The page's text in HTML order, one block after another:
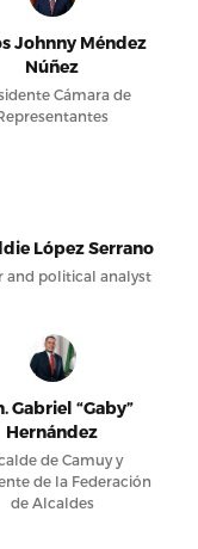
Johnny Méndez
Núñez
Cámara de
López Serrano
and political analyst
Gabriel “Gaby”
Hernández
de Camuy y
de la Federación
de Alcaldes